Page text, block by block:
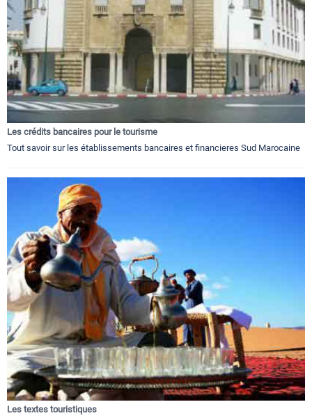
Les crédits bancaires pour le tourisme
Tout savoir sur les établissements bancaires et financieres Sud Marocaine
Les textes touristiques